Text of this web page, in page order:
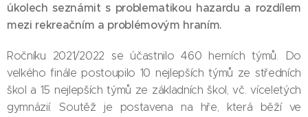
úkolech seznámit s problematikou hazardu a rozdílem
mezi rekreačním a problémovým hraním.
Ročníku 2021/2022 se účastnilo 460 herních týmů. Do
velkého finále postoupilo 10 nejlepších týmů ze středních
škol a 15 nejlepších týmů ze základních škol, vč. víceletých
gymnázií. Soutěž je postavena na hře, která běží ve